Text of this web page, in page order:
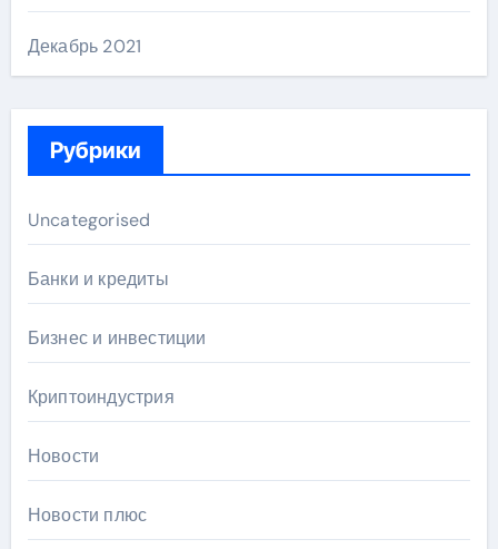
Декабрь 2021
Рубрики
Uncategorised
Банки и кредиты
Бизнес и инвестиции
Криптоиндустрия
Новости
Новости плюс